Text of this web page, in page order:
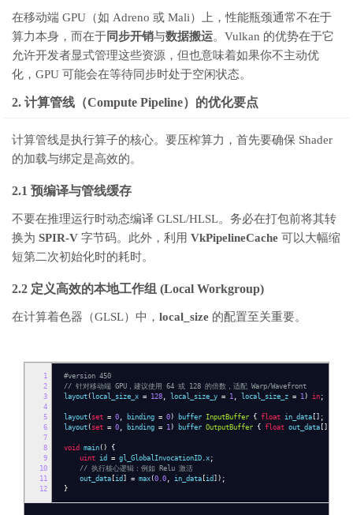
在移动端 GPU（如 Adreno 或 Mali）上，性能瓶颈通常不在于
算力本身，而在于同步开销与数据搬运。Vulkan 的优势在于它
允许开发者显式管理这些资源，但也意味着如果你不主动优
化，GPU 可能会在等待同步时处于空闲状态。
2. 计算管线（Compute Pipeline）的优化要点
计算管线是执行算子的核心。要压榨算力，首先要确保 Shader
的加载与绑定是高效的。
2.1 预编译与管线缓存
不要在推理运行时动态编译 GLSL/HLSL。务必在打包前将其转
换为 SPIR-V 字节码。此外，利用 VkPipelineCache 可以大幅缩
短第二次初始化时的耗时。
2.2 定义高效的本地工作组 (Local Workgroup)
在计算着色器（GLSL）中， local_size 的配置至关重要。
1
2
3
4
5
6
7
8
9
10
11
12
#version 450
// 针对移动端 GPU，建议使用 64 或 128 的倍数，适配 Warp/Wavefront
layout ( local_size_x = 128 , local_size_y = 1 , local_size_z = 1) in ;
layout ( set = 0 , binding = 0) buffer InputBuffer { float in_data [];
layout ( set = 0 , binding = 1) buffer OutputBuffer { float out_data [];
void main ()
{
uint id = gl_GlobalInvocationID .x ;
// 执行核心逻辑：例如 Relu 激活
out_data [id ] = max (0.0 , in_data [id ]);
}